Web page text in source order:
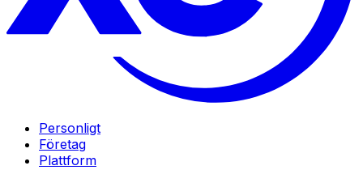
Personligt
Företag
Plattform